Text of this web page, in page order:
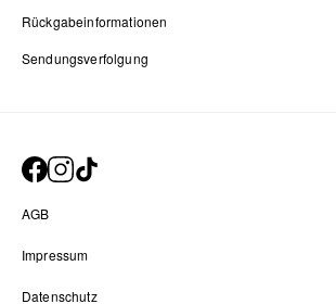
Rückgabeinformationen
Sendungsverfolgung
AGB
Impressum
Datenschutz